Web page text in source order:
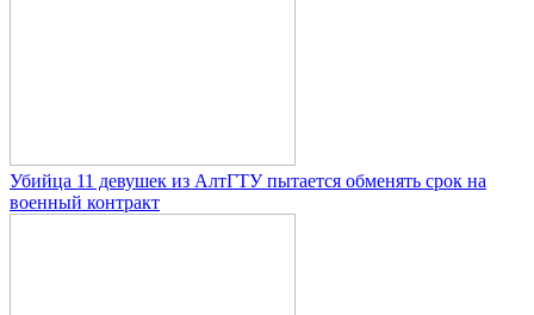
Убийца 11 девушек из АлтГТУ пытается обменять срок на
военный контракт